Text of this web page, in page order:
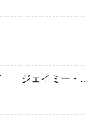
ク（29歳） 右投右打